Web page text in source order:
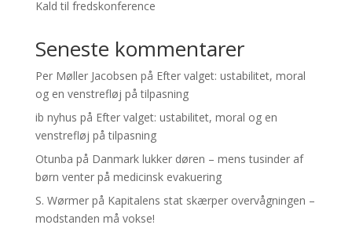
Kald til fredskonference
Seneste kommentarer
Per Møller Jacobsen på Efter valget: ustabilitet, moral
og en venstrefløj på tilpasning
ib nyhus på Efter valget: ustabilitet, moral og en
venstrefløj på tilpasning
Otunba på Danmark lukker døren – mens tusinder af
børn venter på medicinsk evakuering
S. Wørmerpå Kapitalens stat skærper overvågningen –
modstanden må vokse!